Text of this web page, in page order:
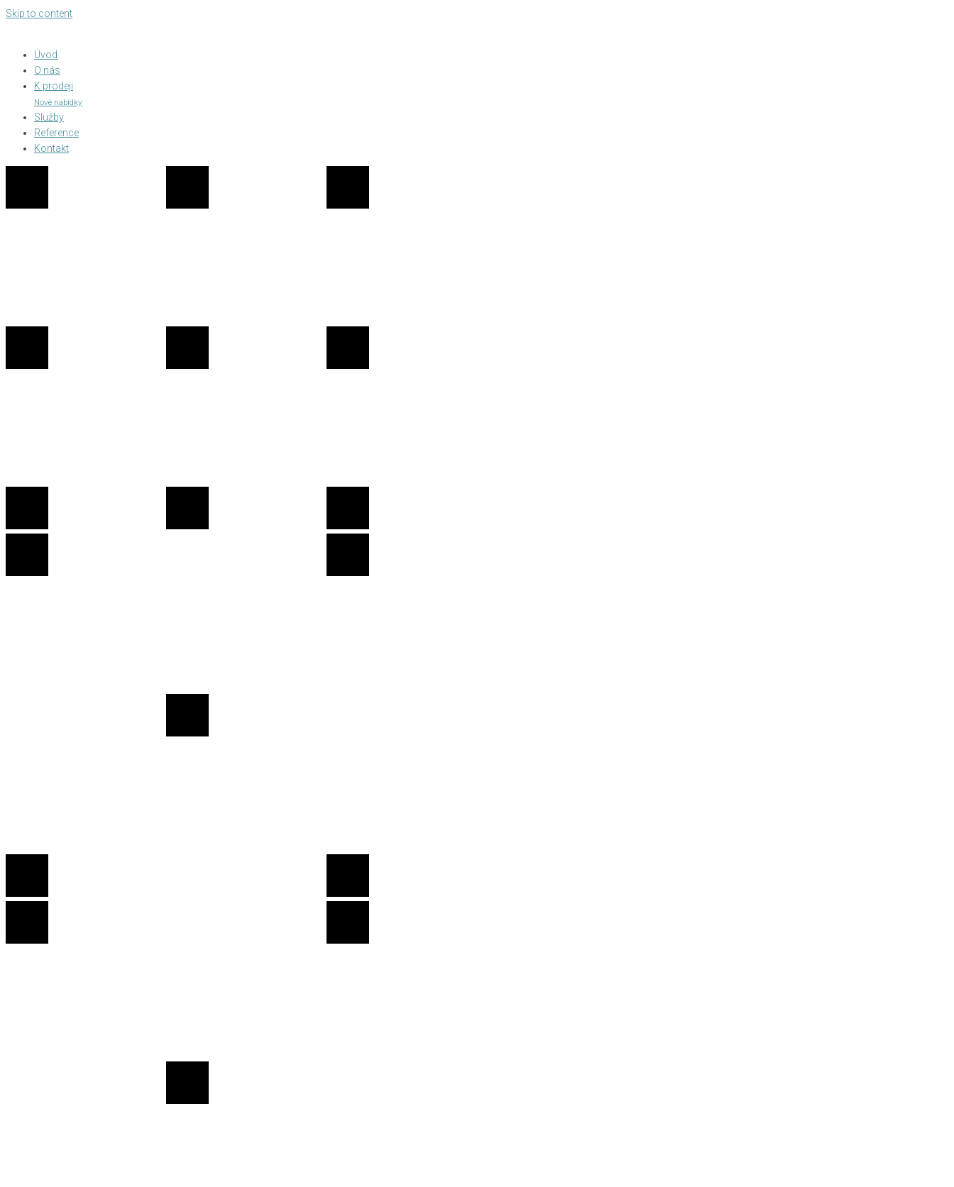
Skip to content
Úvod
O nás
K prodeji
Nové nabídky
Služby
Reference
Kontakt